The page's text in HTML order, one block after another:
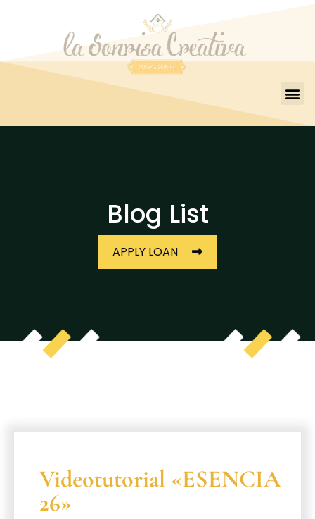
Blog List
APPLY LOAN
Videotutorial «ESENCIA
26»